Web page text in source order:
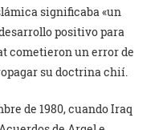
significaba «un
positivo para
cometieron un error de
su doctrina chií.
de 1980, cuando Iraq